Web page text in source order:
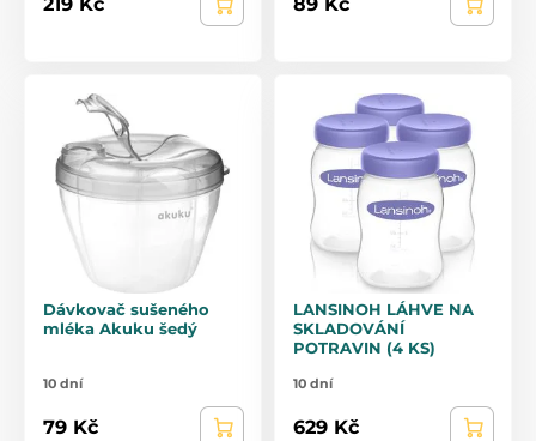
Dávkovač sušeného
mléka Akuku šedý
10 dní
79 Kč
LANSINOH LÁHVE NA
SKLADOVÁNÍ
POTRAVIN (4 KS)
10 dní
629 Kč